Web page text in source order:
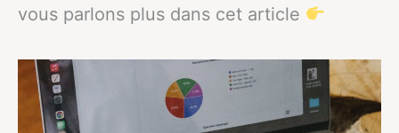
vous parlons plus dans cet article